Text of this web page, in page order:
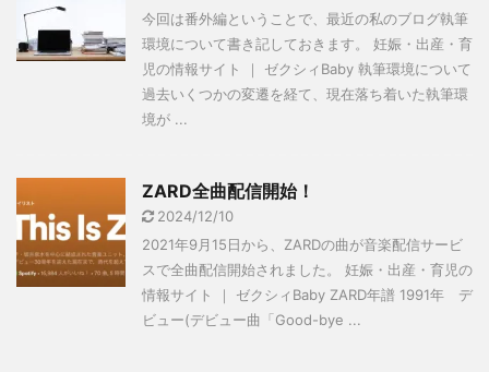
今回は番外編ということで、最近の私のブログ執筆
環境について書き記しておきます。 妊娠・出産・育
児の情報サイト ｜ ゼクシィBaby 執筆環境について
過去いくつかの変遷を経て、現在落ち着いた執筆環
境が ...
ZARD全曲配信開始！
2024/12/10
2021年9月15日から、ZARDの曲が音楽配信サービ
スで全曲配信開始されました。 妊娠・出産・育児の
情報サイト ｜ ゼクシィBaby ZARD年譜 1991年 デ
ビュー(デビュー曲「Good-bye ...